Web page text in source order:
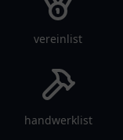
vereinlist
handwerklist